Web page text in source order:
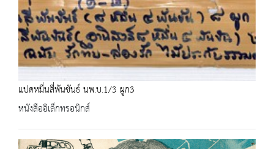
แปดหมื่นสี่พันขันธ์ นพ.บ.1/3 ผูก3
หนังสืออิเล็กทรอนิกส์